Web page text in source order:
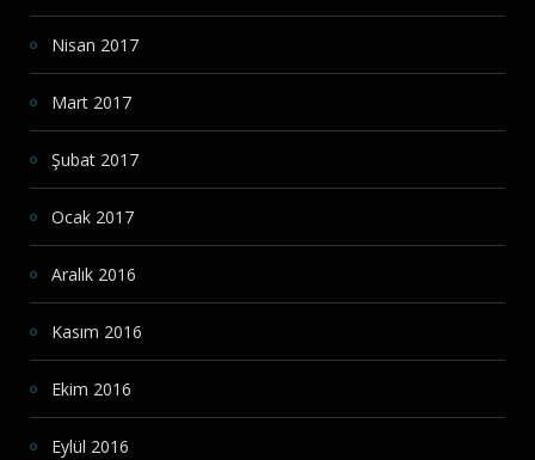
Nisan 2017
Mart 2017
Şubat 2017
Ocak 2017
Aralık 2016
Kasım 2016
Ekim 2016
Eylül 2016